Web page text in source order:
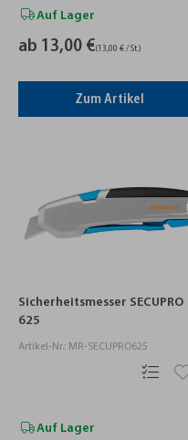
Auf Lager
ab 13,00 €(13,00 € / St.)
Zum Artikel
Sicherheitsmesser SECUPRO
625
Artikel-Nr.: MR-SECUPRO625
Auf Lager